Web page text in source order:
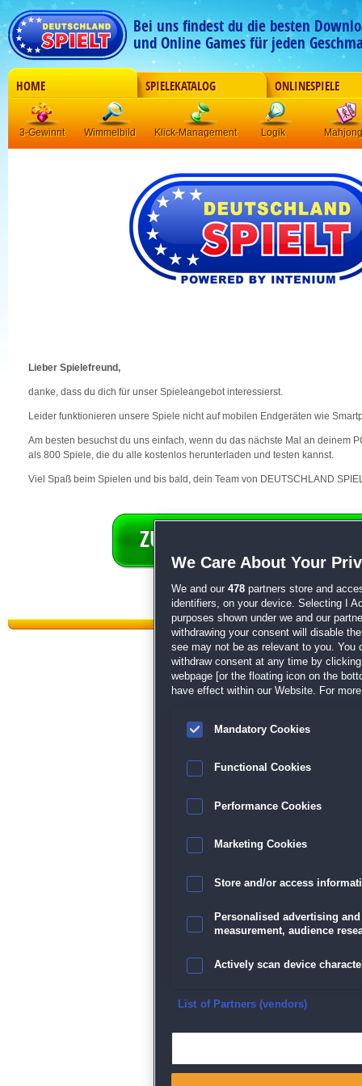
Bei uns findest du die besten
und Online Games für jeden
HOME SPIELEKATALOG ONLINESPIELE
3-Gewinnt Wimmelbild Klick-Management Logik Mahjong
Lieber Spielefreund,
danke, dass du dich für unser Spieleangebot interessierst.
Leider funktionieren unsere Spiele nicht auf mobilen Endgeräten wie
Am besten besuchst du uns einfach, wenn du das nächste Mal an deinem
als 800 Spiele, die du alle kostenlos herunterladen und testen kannst.
Viel Spaß beim Spielen und bis bald, dein Team von DEUTSCHLAND
Datenschutz| AGB|Impressum
We Care About Your
We and our 478 partners store and
identifiers, on your device. Selecting I
purposes shown under we and our
withdrawing your consent will disable
see may not be as relevant to you. You
withdraw consent at any time by
webpage [or the floating icon on the
have effect within our Website. For
Mandatory Cookies
Functional Cookies
Performance Cookies
Marketing Cookies
Store and/or access
Personalised advertising
measurement, audience
Actively scan device
Ensure security, prevent
List of Partners (vendors)